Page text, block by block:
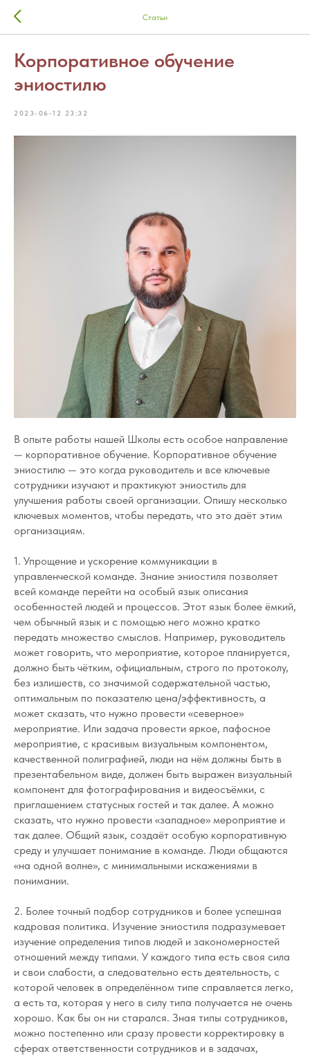
Статьи
Корпоративное обучение
эниостилю
2023-06-12 23:32
В опыте работы нашей Школы есть особое направление
— корпоративное обучение. Корпоративное обучение
эниостилю — это когда руководитель и все ключевые
сотрудники изучают и практикуют эниостиль для
улучшения работы своей организации. Опишу несколько
ключевых моментов, чтобы передать, что это даёт этим
организациям.
1. Упрощение и ускорение коммуникации в
управленческой команде. Знание эниостиля позволяет
всей команде перейти на особый язык описания
особенностей людей и процессов. Этот язык более ёмкий,
чем обычный язык и с помощью него можно кратко
передать множество смыслов. Например, руководитель
может говорить, что мероприятие, которое планируется,
должно быть чётким, официальным, строго по протоколу,
без излишеств, со значимой содержательной частью,
оптимальным по показателю цена/эффективность, а
может сказать, что нужно провести «северное»
мероприятие. Или задача провести яркое, пафосное
мероприятие, с красивым визуальным компонентом,
качественной полиграфией, люди на нём должны быть в
презентабельном виде, должен быть выражен визуальный
компонент для фотографирования и видеосъёмки, с
приглашением статусных гостей и так далее. А можно
сказать, что нужно провести «западное» мероприятие и
так далее. Общий язык, создаёт особую корпоративную
среду и улучшает понимание в команде. Люди общаются
«на одной волне», с минимальными искажениями в
понимании.
2. Более точный подбор сотрудников и более успешная
кадровая политика. Изучение эниостиля подразумевает
изучение определения типов людей и закономерностей
отношений между типами. У каждого типа есть своя сила
и свои слабости, а следовательно есть деятельность, с
которой человек в определённом типе справляется легко,
а есть та, которая у него в силу типа получается не очень
хорошо. Как бы он ни старался. Зная типы сотрудников,
можно постепенно или сразу провести корректировку в
сферах ответственности сотрудников и в задачах,